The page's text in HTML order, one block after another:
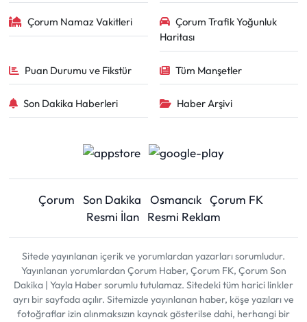
Çorum Namaz Vakitleri
Çorum Trafik Yoğunluk
Haritası
Puan Durumu ve Fikstür Tüm Manşetler
Son Dakika Haberleri Haber Arşivi
Çorum Son Dakika Osmancık Çorum FK
Resmi İlan
Resmi Reklam
Sitede yayınlanan içerik ve yorumlardan yazarları sorumludur.
Yayınlanan yorumlardan Çorum Haber, Çorum FK, Çorum Son
Dakika | Yayla Haber sorumlu tutulamaz. Sitedeki tüm harici linkler
ayrı bir sayfada açılır. Sitemizde yayınlanan haber, köşe yazıları ve
fotoğraflar izin alınmaksızın kaynak gösterilse dahi, herhangi bir